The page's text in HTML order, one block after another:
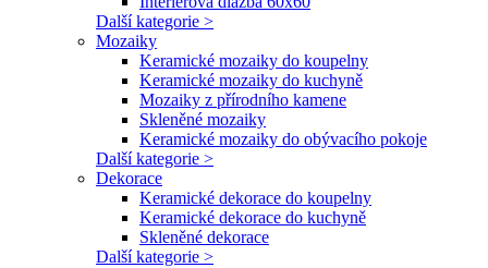
Další kategorie >
Mozaiky
Keramické mozaiky do koupelny
Keramické mozaiky do kuchyně
Mozaiky z přírodního kamene
Skleněné mozaiky
Keramické mozaiky do obývacího pokoje
Další kategorie >
Dekorace
Keramické dekorace do koupelny
Keramické dekorace do kuchyně
Skleněné dekorace
Další kategorie >